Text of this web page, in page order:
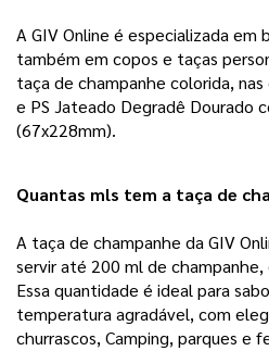
A GIV Online é especializada em
também em copos e taças
taça de champanhe colorida, nas
e PS Jateado Degradê Dourado
(67x228mm).
Quantas mls tem a taça de
A taça de champanhe da GIV
servir até 200 ml de
Essa quantidade é ideal para
temperatura agradável, com
churrascos, Camping, parques e